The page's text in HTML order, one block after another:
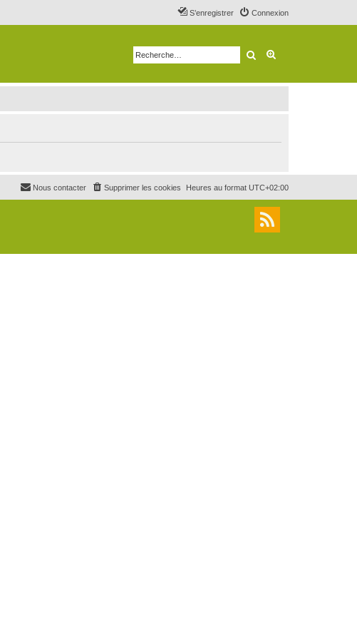
Connexion
S’enregistrer
Rechercher
Heures au format UTC+02:00
Supprimer les cookies
Nous contacter